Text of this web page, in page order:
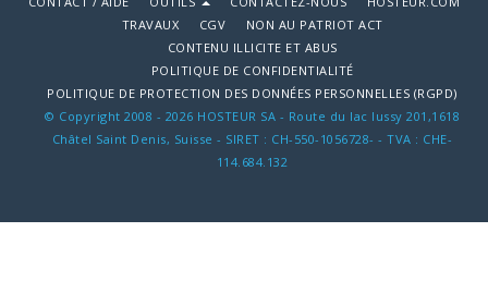
TRAVAUX
CGV
NON AU PATRIOT ACT
CONTENU ILLICITE ET ABUS
POLITIQUE DE CONFIDENTIALITÉ
POLITIQUE DE PROTECTION DES DONNÉES PERSONNELLES (RGPD)
© Copyright 2008 - 2026 HOSTEUR SA - Route du lac lussy 201,1618
Châtel Saint Denis, Suisse - SIRET : CH-550-1056728- - TVA : CHE-
114.684.132